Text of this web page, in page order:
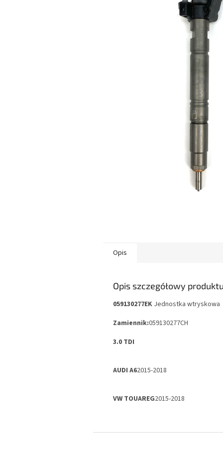
Opis
Opis szczegółowy
059130277EK Jednostka wtryskowa
Zamiennik:059130277CH
3.0 TDI
AUDI A62015-2018
VW TOUAREG2015-2018